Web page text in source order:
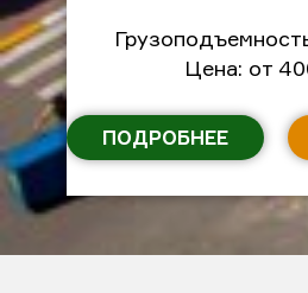
Цена: от
ПОДРОБНЕЕ